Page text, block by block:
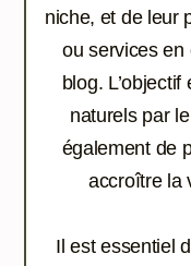
niche, et de leur
ou services en
blog.
naturels par
également de
accroître la
Il est essentiel